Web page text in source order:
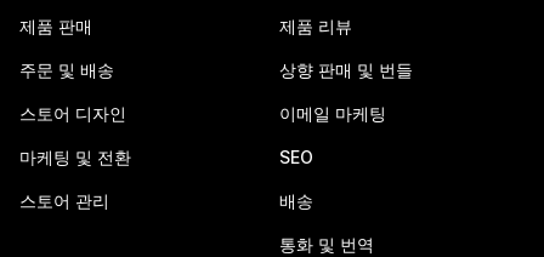
제품 판매
주문 및 배송
스토어 디자인
마케팅 및 전환
스토어 관리
제품 리뷰
상향 판매 및 번들
이메일 마케팅
SEO
배송
통화 및 번역